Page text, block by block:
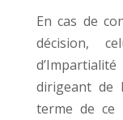
En cas de
décision,
dirigeant de
terme de ce